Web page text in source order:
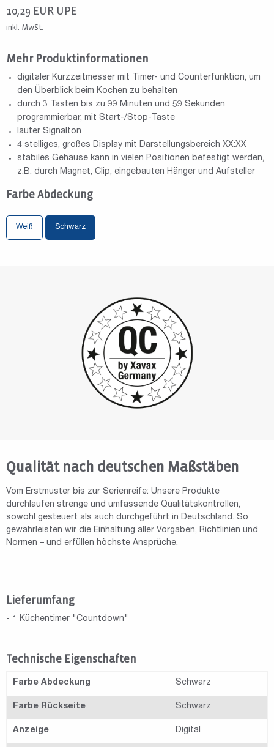
10,29 EUR UPE
inkl. MwSt.
Mehr Produktinformationen
digitaler Kurzzeitmesser mit Timer- und Counterfunktion, um
den Überblick beim Kochen zu behalten
durch 3 Tasten bis zu 99 Minuten und 59 Sekunden
programmierbar, mit Start-/Stop-Taste
lauter Signalton
4 stelliges, großes Display mit Darstellungsbereich XX:XX
stabiles Gehäuse kann in vielen Positionen befestigt werden,
z.B. durch Magnet, Clip, eingebauten Hänger und Aufsteller
Farbe Abdeckung
Weiß Schwarz
Qualität nach deutschen Maßstäben
Vom Erstmuster bis zur Serienreife: Unsere Produkte
durchlaufen strenge und umfassende Qualitätskontrollen,
sowohl gesteuert als auch durchgeführt in Deutschland. So
gewährleisten wir die Einhaltung aller Vorgaben, Richtlinien und
Normen – und erfüllen höchste Ansprüche.
Lieferumfang
- 1 Küchentimer "Countdown"
Technische Eigenschaften
Farbe Abdeckung Schwarz
Farbe Rückseite Schwarz
Anzeige Digital